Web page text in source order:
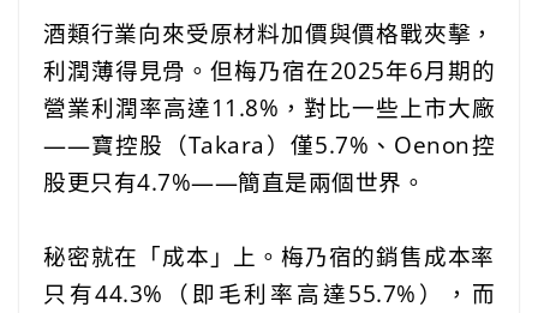
酒類行業向來受原材料加價與價格戰夾擊，
利潤薄得見骨。但梅乃宿在2025年6月期的
營業利潤率高達11.8%，對比一些上市大廠
——寶控股（Takara）僅5.7%、Oenon控
股更只有4.7%——簡直是兩個世界。
秘密就在「成本」上。梅乃宿的銷售成本率
只有44.3%（即毛利率高達55.7%），而